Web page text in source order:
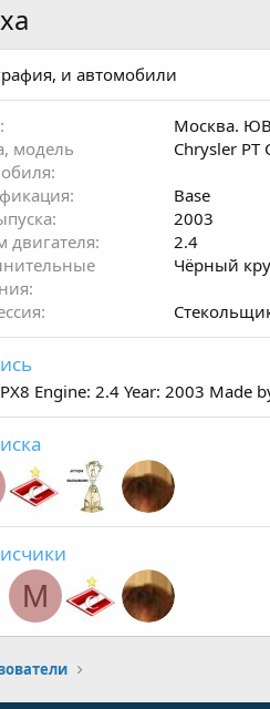
и автомобили
Москва.
модель
Chrysler PT
Base
2003
двигателя
2.4
Чёрный
Engine: 2.4 Year: 2003 Made
M